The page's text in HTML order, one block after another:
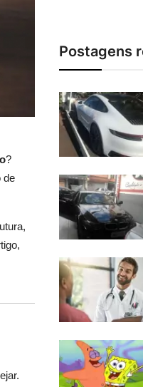
?
de
Postagens